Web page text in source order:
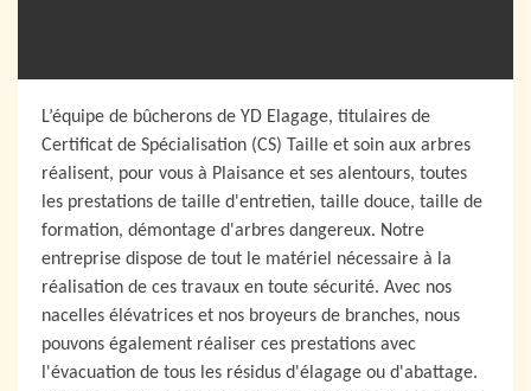
L’équipe de bûcherons de YD Elagage, titulaires de
Certificat de Spécialisation (CS) Taille et soin aux arbres
réalisent, pour vous à Plaisance et ses alentours, toutes
les prestations de taille d'entretien, taille douce, taille de
formation, démontage d'arbres dangereux. Notre
entreprise dispose de tout le matériel nécessaire à la
réalisation de ces travaux en toute sécurité. Avec nos
nacelles élévatrices et nos broyeurs de branches, nous
pouvons également réaliser ces prestations avec
l'évacuation de tous les résidus d'élagage ou d'abattage.